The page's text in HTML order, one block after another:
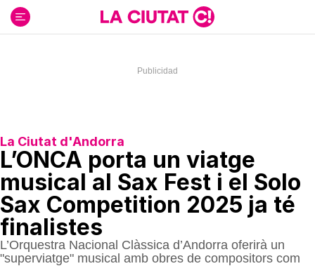
contenido
La Ciutat d'Andorra
L’ONCA porta un viatge
musical al Sax Fest i el Solo
Sax Competition 2025 ja té
finalistes
L’Orquestra Nacional Clàssica d’Andorra oferirà un
"superviatge" musical amb obres de compositors com